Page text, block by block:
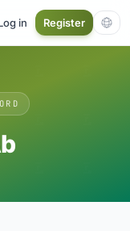
in Register